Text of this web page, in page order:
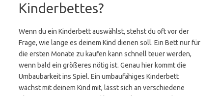
Kinderbettes?
Wenn du ein Kinderbett auswählst, stehst du oft vor der
Frage, wie lange es deinem Kind dienen soll. Ein Bett nur für
die ersten Monate zu kaufen kann schnell teuer werden,
wenn bald ein größeres nötig ist. Genau hier kommt die
Umbaubarkeit ins Spiel. Ein umbaufähiges Kinderbett
wächst mit deinem Kind mit, lässt sich an verschiedene